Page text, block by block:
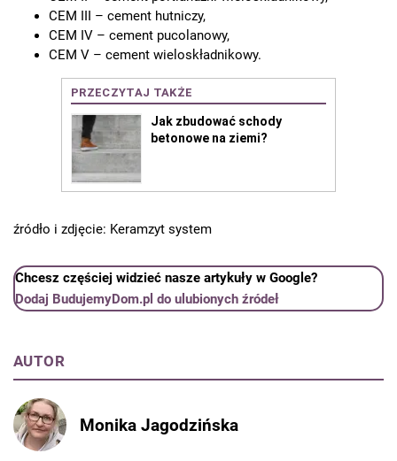
CEM III – cement hutniczy,
CEM IV – cement pucolanowy,
CEM V – cement wieloskładnikowy.
źródło i zdjęcie: Keramzyt system
Chcesz częściej widzieć nasze artykuły w Google?
Dodaj BudujemyDom.pl do ulubionych źródeł
AUTOR
Monika Jagodzińska